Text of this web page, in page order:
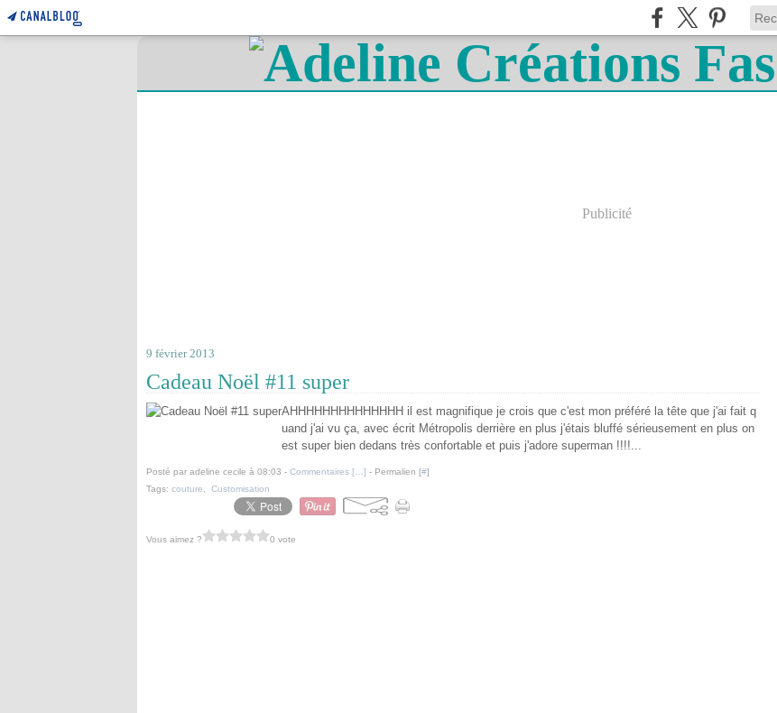
Publicité
9 février 2013
Cadeau Noël #11 super
AHHHHHHHHHHHHHH il est magnifique je crois que c'est mon préféré la tête que j'ai fait q
uand j'ai vu ça, avec écrit Métropolis derrière en plus j'étais bluffé sérieusement en plus on
est super bien dedans très confortable et puis j'adore superman !!!!...
Posté par adeline cecile à 08:03 - Commentaires [ ] - Permalien [#]
Tags: couture Customisation
Vous aimez ? 0 vote